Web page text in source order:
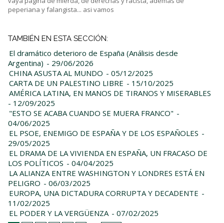
peperiana y falangista... asi vamos
TAMBIÉN EN ESTA SECCIÓN:
El dramático deterioro de España (Análisis desde
Argentina) - 29/06/2026
CHINA ASUSTA AL MUNDO - 05/12/2025
CARTA DE UN PALESTINO LIBRE - 15/10/2025
AMÉRICA LATINA, EN MANOS DE TIRANOS Y MISERABLES
- 12/09/2025
"ESTO SE ACABA CUANDO SE MUERA FRANCO" -
04/06/2025
EL PSOE, ENEMIGO DE ESPAÑA Y DE LOS ESPAÑOLES -
29/05/2025
EL DRAMA DE LA VIVIENDA EN ESPAÑA, UN FRACASO DE
LOS POLÍTICOS - 04/04/2025
LA ALIANZA ENTRE WASHINGTON Y LONDRES ESTÁ EN
PELIGRO - 06/03/2025
EUROPA, UNA DICTADURA CORRUPTA Y DECADENTE -
11/02/2025
EL PODER Y LA VERGÜENZA - 07/02/2025